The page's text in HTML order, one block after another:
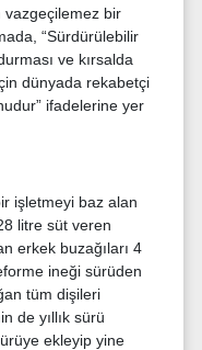
vazgeçilemez bir
“Sürdürülebilir
ve kırsalda
dünyada rekabetçi
ifadelerine yer
işletmeyi baz alan
litre süt veren
erkek buzağıları 4
ineği sürüden
tüm dişileri
de yıllık sürü
ekleyip yine